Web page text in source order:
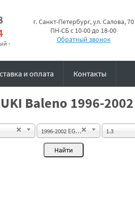
-
г. Санкт-Петербург, ул. Салова, 70
ПН-СБ с 10-00 до 18-00
Обратный звонок
и оплата Контакты
Baleno 1996-2002
1996-2002 EG Wagon 1.3